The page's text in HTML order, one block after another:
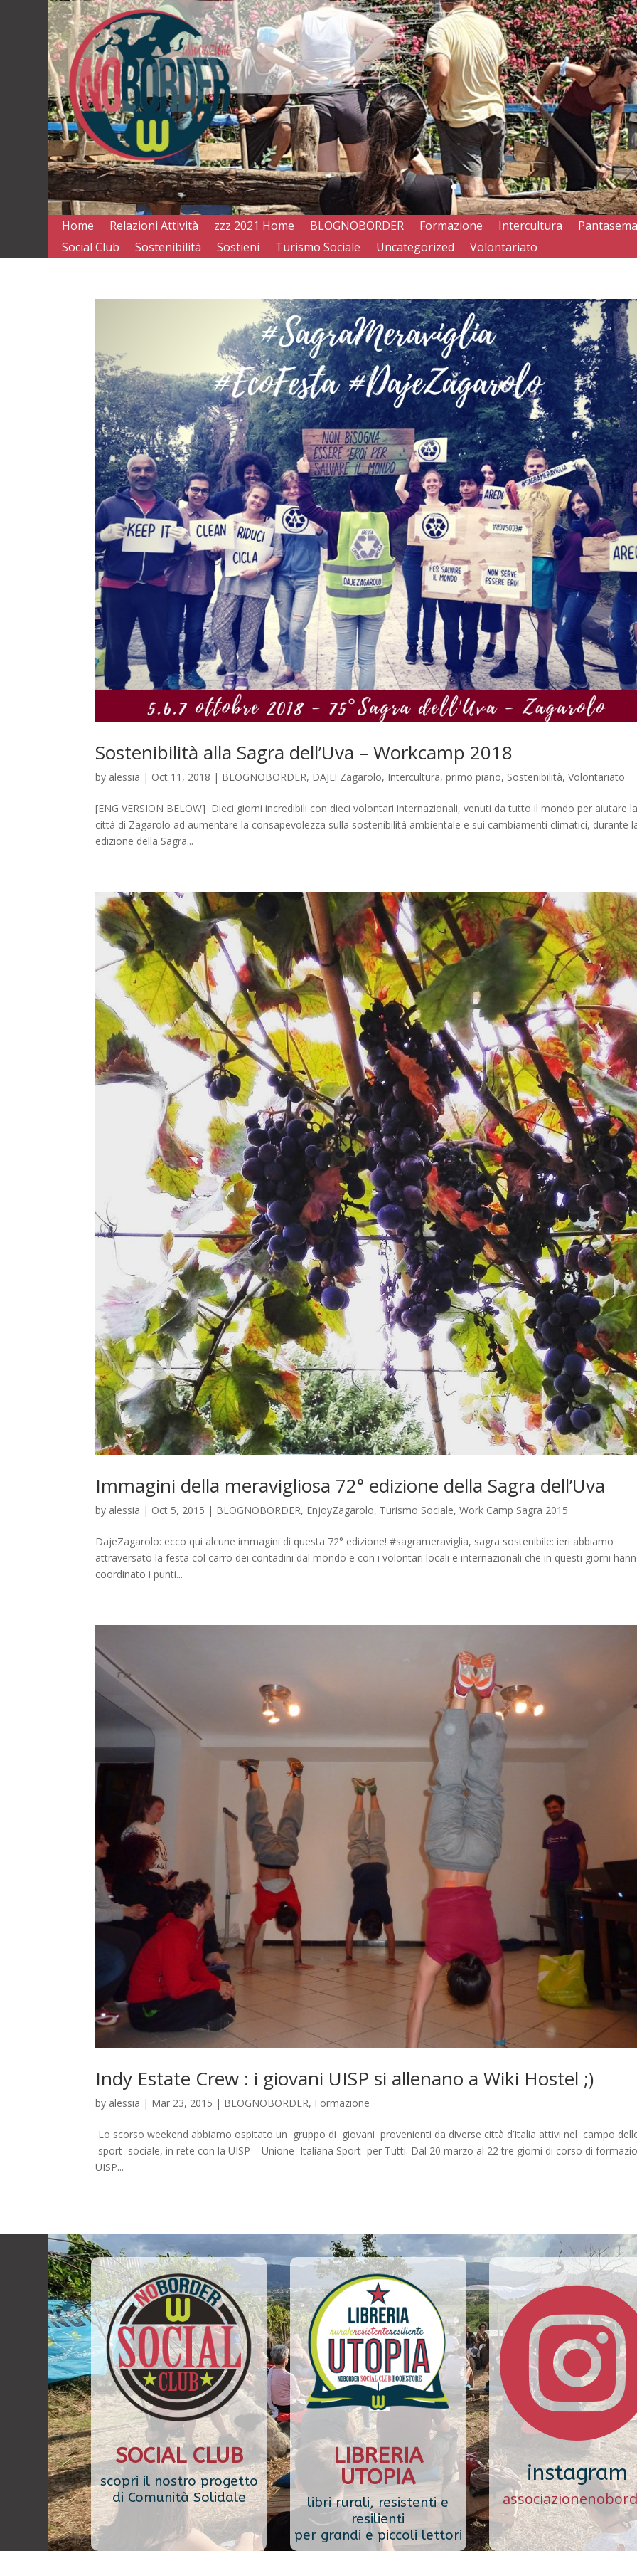
Home Relazioni Attività zzz 2021 Home BLOGNOBORDER Formazione Intercultura
Social Club
Sostenibilità Sostieni Turismo Sociale Uncategorized Volontariato
Sostenibilità alla Sagra dell’Uva – Workcamp 2018
by alessia | Oct 11, 2018 | BLOGNOBORDER, DAJE! Zagarolo, Intercultura,primo piano, Sostenibilità,Volontariato
[ENG VERSION BELOW] Dieci giorni incredibili con dieci volontari internazionali, venuti da tutto il mondo per aiutare
città di Zagarolo ad aumentare la consapevolezza sulla sostenibilità ambientale e sui cambiamenti climatici, durante
edizione della Sagra...
Immagini della meravigliosa 72° edizione della Sagra dell’Uva
by alessia | Oct 5, 2015 | BLOGNOBORDER, EnjoyZagarolo, Turismo Sociale,Work Camp Sagra 2015
DajeZagarolo: ecco qui alcune immagini di questa 72° edizione! #sagrameraviglia, sagra sostenibile: ieri abbiamo
attraversato la festa col carro dei contadini dal mondo e con i volontari locali e internazionali che in questi giorni
coordinato i punti...
Indy Estate Crew : i giovani UISP si allenano a Wiki Hostel ;)
by alessia | Mar 23, 2015 | BLOGNOBORDER, Formazione
Lo scorso weekend abbiamo ospitato un gruppo di giovani provenienti da diverse città d’Italia attivi nel campo
sport sociale, in rete con la UISP – Unione Italiana Sport per Tutti. Dal 20 marzo al 22 tre giorni di corso di
UISP...
SOCIAL CLUB
scopri il nostro progetto
di Comunità Solidale
LIBRERIA
UTOPIA
libri rurali, resistenti e
resilienti
per grandi e piccoli lettori
instagram